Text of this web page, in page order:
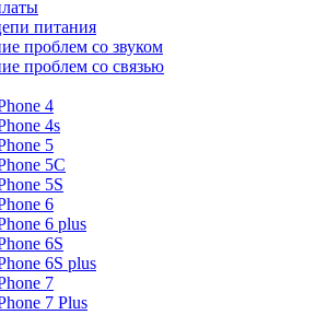
питания
проблем со звуком
проблем со связью
4
4s
5
5C
5S
6
6 plus
6S
6S plus
7
7 Plus